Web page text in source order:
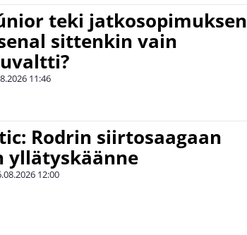
teki jatkosopimuksen
sittenkin vain
11:46
Rodrin siirtosaagaan
yllätyskäänne
12:00